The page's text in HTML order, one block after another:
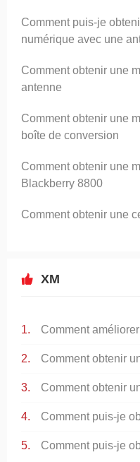
Comment puis-je
numérique avec une
Comment obtenir une
antenne
Comment obtenir une
boîte de conversion
Comment obtenir une
Blackberry 8800
Comment obtenir une
XM
Comment obtenir
Comment obtenir